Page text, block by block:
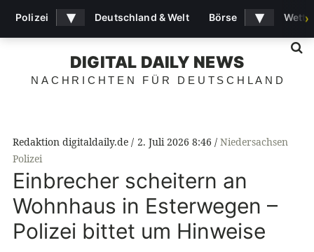
DIGITAL DAILY NEWS
NACHRICHTEN FÜR DEUTSCHLAND
Redaktion digitaldaily.de 2. Juli 2026 8:46
Niedersachsen
Polizei
Einbrecher scheitern an
Wohnhaus in Esterwegen –
Polizei bittet um Hinweise
Polizei ▾ Deutschland & Welt Börse ▾ ›